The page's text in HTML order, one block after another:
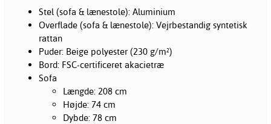
Stel (sofa & lænestole): Aluminium
Overflade (sofa & lænestole): Vejrbestandig syntetisk
rattan
Puder: Beige polyester (230 g/m²)
Bord: FSC-certificeret akacietræ
Sofa
Længde: 208 cm
Højde: 74 cm
Dybde: 78 cm